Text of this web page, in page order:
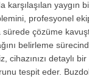
karşılaşılan yaygın
profesyonel
sürede çözüme
belirleme
cihazınızı detaylı
tespit eder.